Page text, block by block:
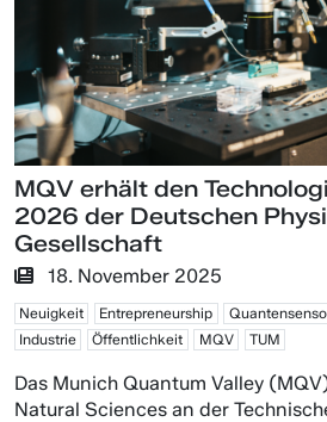
MQV erhält den
2026 der Deutschen
Gesellschaft
18. November 2025
Neuigkeit Entrepreneurship
Industrie
Öffentlichkeit MQV TUM
Das Munich Quantum Valley
Natural Sciences an der